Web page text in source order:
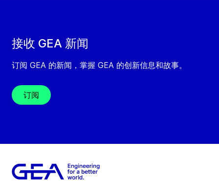
接收 GEA 新闻
订阅 GEA 的新闻，掌握 GEA 的创新信息和故事。
订阅